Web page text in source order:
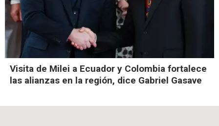
Visita de Milei a Ecuador y Colombia fortalece
las alianzas en la región, dice Gabriel Gasave